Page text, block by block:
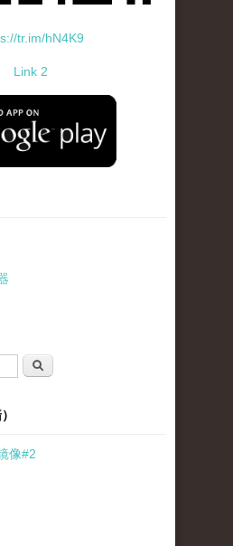
tr.im/hN4K9
Link 2
app-store.png
搜索
像#2